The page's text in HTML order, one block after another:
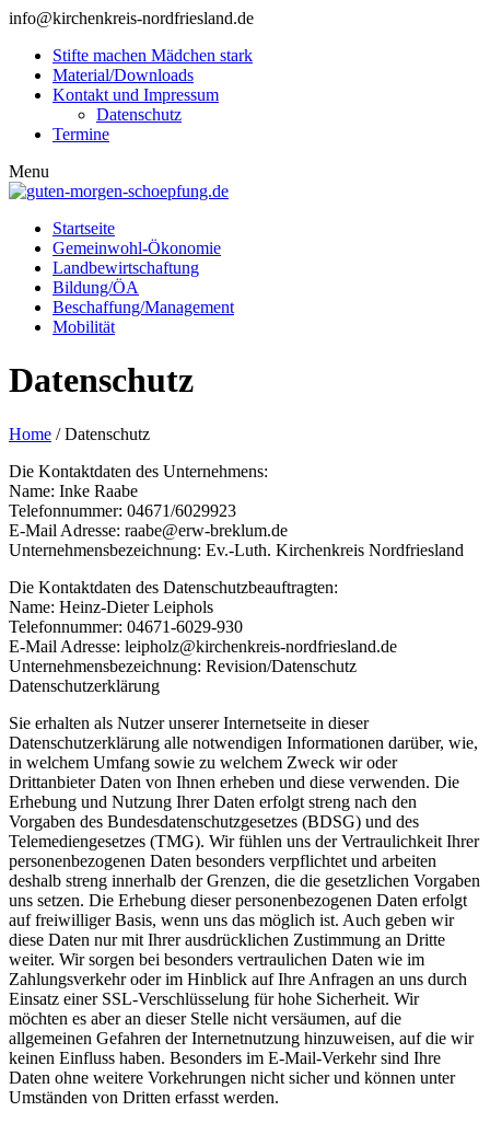
info@kirchenkreis-nordfriesland.de
Stifte machen Mädchen stark
Material/Downloads
Kontakt und Impressum
Datenschutz
Termine
Menu
Startseite
Gemeinwohl-Ökonomie
Landbewirtschaftung
Bildung/ÖA
Beschaffung/Management
Mobilität
Datenschutz
Home /Datenschutz
Die Kontaktdaten des Unternehmens:
Name: Inke Raabe
Telefonnummer: 04671/6029923
E-Mail Adresse: raabe@erw-breklum.de
Unternehmensbezeichnung: Ev.-Luth. Kirchenkreis Nordfriesland
Die Kontaktdaten des Datenschutzbeauftragten:
Name: Heinz-Dieter Leiphols
Telefonnummer: 04671-6029-930
E-Mail Adresse: leipholz@kirchenkreis-nordfriesland.de
Unternehmensbezeichnung: Revision/Datenschutz
Datenschutzerklärung
Sie erhalten als Nutzer unserer Internetseite in dieser
Datenschutzerklärung alle notwendigen Informationen darüber, wie,
in welchem Umfang sowie zu welchem Zweck wir oder
Drittanbieter Daten von Ihnen erheben und diese verwenden. Die
Erhebung und Nutzung Ihrer Daten erfolgt streng nach den
Vorgaben des Bundesdatenschutzgesetzes (BDSG) und des
Telemediengesetzes (TMG). Wir fühlen uns der Vertraulichkeit Ihrer
personenbezogenen Daten besonders verpflichtet und arbeiten
deshalb streng innerhalb der Grenzen, die die gesetzlichen Vorgaben
uns setzen. Die Erhebung dieser personenbezogenen Daten erfolgt
auf freiwilliger Basis, wenn uns das möglich ist. Auch geben wir
diese Daten nur mit Ihrer ausdrücklichen Zustimmung an Dritte
weiter. Wir sorgen bei besonders vertraulichen Daten wie im
Zahlungsverkehr oder im Hinblick auf Ihre Anfragen an uns durch
Einsatz einer SSL-Verschlüsselung für hohe Sicherheit. Wir
möchten es aber an dieser Stelle nicht versäumen, auf die
allgemeinen Gefahren der Internetnutzung hinzuweisen, auf die wir
keinen Einfluss haben. Besonders im E-Mail-Verkehr sind Ihre
Daten ohne weitere Vorkehrungen nicht sicher und können unter
Umständen von Dritten erfasst werden.